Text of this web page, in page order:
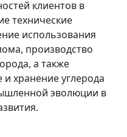
клиентов в
технические
использования
производство
а также
хранение углерода
эволюции в